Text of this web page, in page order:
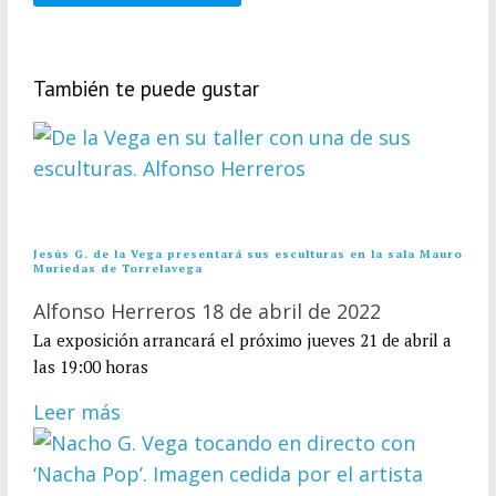
También te puede gustar
Jesús G. de la Vega presentará sus esculturas en la sala Mauro
Muriedas de Torrelavega
Alfonso Herreros 18 de abril de 2022
La exposición arrancará el próximo jueves 21 de abril a
las 19:00 horas
Leer más